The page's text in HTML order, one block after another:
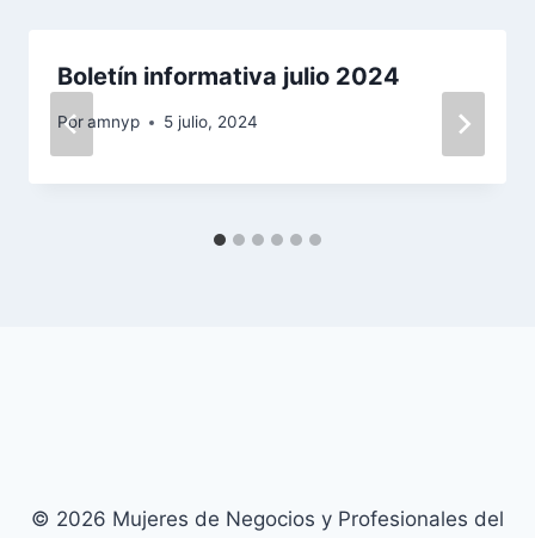
Boletín informativa julio 2024
Poramnyp 5 julio, 2024
© 2026 Mujeres de Negocios y Profesionales del